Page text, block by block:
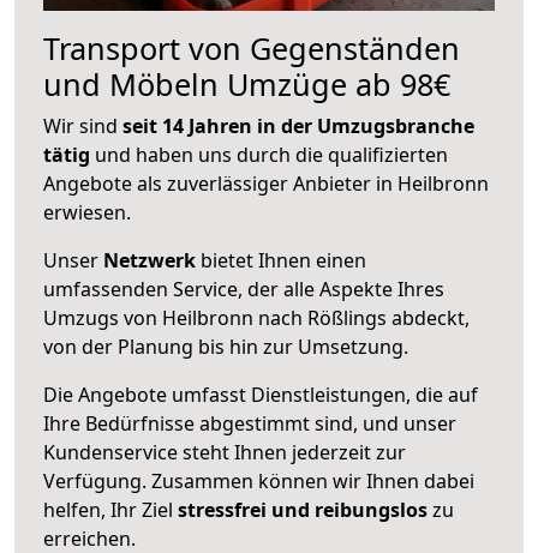
Transport von Gegenständen
und Möbeln Umzüge ab 98€
Wir sind seit 14 Jahren in der Umzugsbranche
tätig und haben uns durch die qualifizierten
Angebote als zuverlässiger Anbieter in Heilbronn
erwiesen.
Unser Netzwerk bietet Ihnen einen
umfassenden Service, der alle Aspekte Ihres
Umzugs von Heilbronn nach Rößlings abdeckt,
von der Planung bis hin zur Umsetzung.
Die Angebote umfasst Dienstleistungen, die auf
Ihre Bedürfnisse abgestimmt sind, und unser
Kundenservice steht Ihnen jederzeit zur
Verfügung. Zusammen können wir Ihnen dabei
helfen, Ihr Ziel stressfrei und reibungsloszu
erreichen.